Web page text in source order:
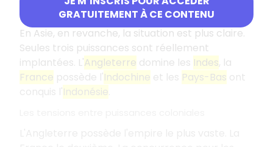
GRATUITEMENT À CE CONTENU
La domination de l'Asie
En Asie, en revanche, la situation est plus claire.
Seules trois puissances sont réellement
implantées. L'Angleterre domine les Indes, la
France possède l'Indochine et les Pays-Bas ont
Indonésie